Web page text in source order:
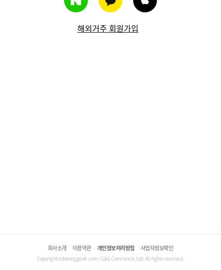
해외거주 회원가입
회사소개 이용약관 개인정보처리방침 사업자정보확인
Copyright©domeggook.com / G&G Commerce, Ltd. All rights reserved.